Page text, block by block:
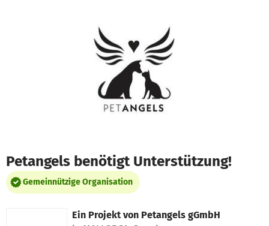
Petangels benötigt Unterstützung!
Gemeinnützige Organisation
Ein Projekt von Petangels gGmbH